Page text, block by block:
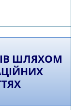
ШЛЯХОМ